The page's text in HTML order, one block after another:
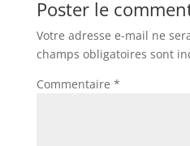
Poster le
Votre adresse e-mail ne
champs obligatoires sont
Commentaire *